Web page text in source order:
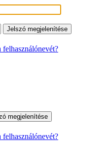
Jelszó megjelenítése
felhasználónevét?
megjelenítése
felhasználónevét?